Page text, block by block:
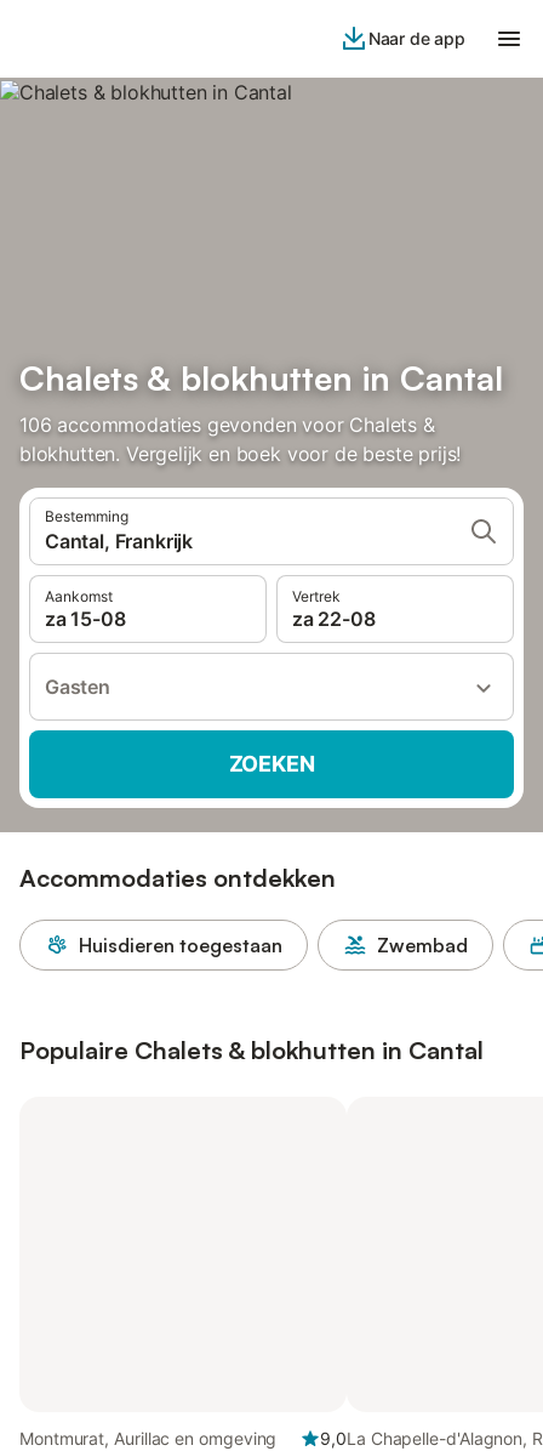
Naar de app
Chalets & blokhutten in Cantal
106 accommodaties gevonden voor Chalets &
blokhutten. Vergelijk en boek voor de beste prijs!
Bestemming
Cantal, Frankrijk
Aankomst
za 15-08
Vertrek
za 22-08
Gasten
ZOEKEN
Accommodaties ontdekken
Huisdieren toegestaan Zwembad
Populaire Chalets & blokhutten in Cantal
Montmurat, Aurillac en omgeving
9,0La Chapelle-d'Alagnon,